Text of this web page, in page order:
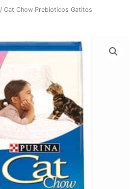
/ Cat Chow Prebioticos Gatitos